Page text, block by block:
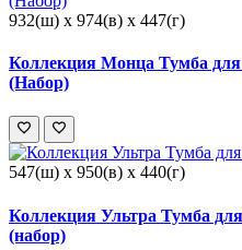
932(ш) x 974(в) x 447(г)
Коллекция Монца Тумба
(Набор)
547(ш) x 950(в) x 440(г)
Коллекция Ультра Тумба
(набор)